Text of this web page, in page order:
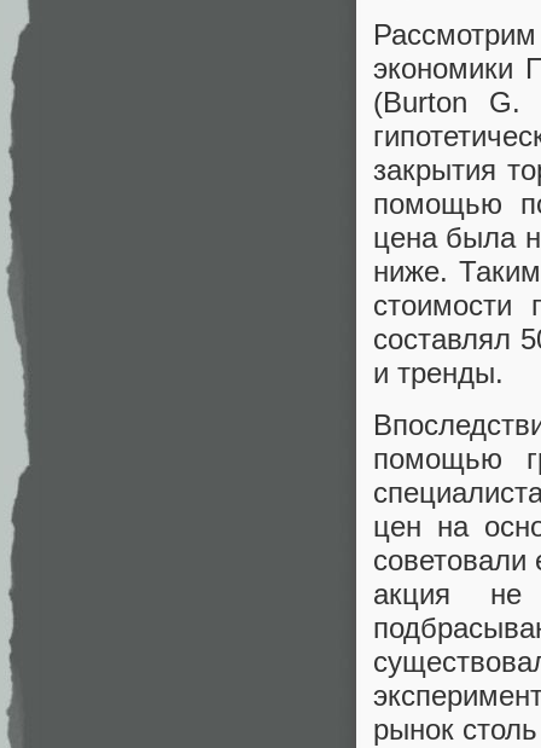
экономики
(Burton G.
закрытия
помощью
цена была
ниже.
составлял
и тренды.
помощью
цен на
советовали
акция не
рынок